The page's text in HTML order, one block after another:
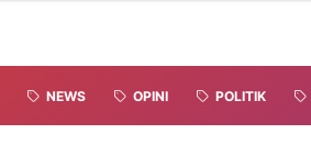
NEWS OPINI POLITIK